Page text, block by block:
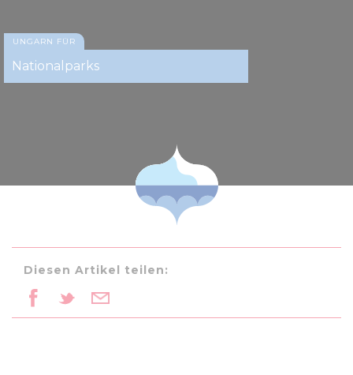
UNGARN FÜR
Nationalparks
Diesen Artikel teilen: